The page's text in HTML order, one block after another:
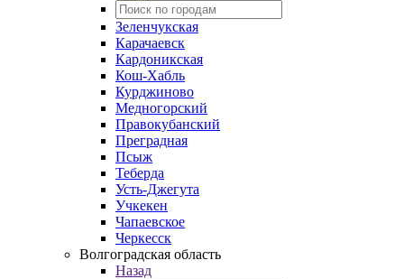
Зеленчукская
Карачаевск
Кардоникская
Кош-Хабль
Курджиново
Медногорский
Правокубанский
Преградная
Псыж
Теберда
Усть-Джегута
Учкекен
Чапаевское
Черкесск
Волгоградская область
Назад